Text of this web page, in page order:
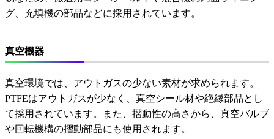
グ、充填機の部品などに採用されています。
真空機器
真空環境では、アウトガスの少ない素材が求められます。
PTFEはアウトガスが少なく、真空シール材や絶縁部品とし
て採用されています。また、摺動性の高さから、真空バルブ
や回転機構の摺動部品にも使用されます。